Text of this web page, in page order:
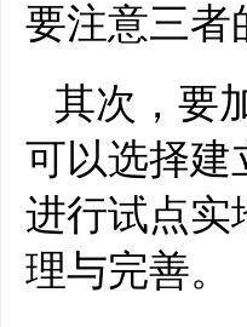
要注意三者
其次，要
可以选择建
进行试点实
理与完善。